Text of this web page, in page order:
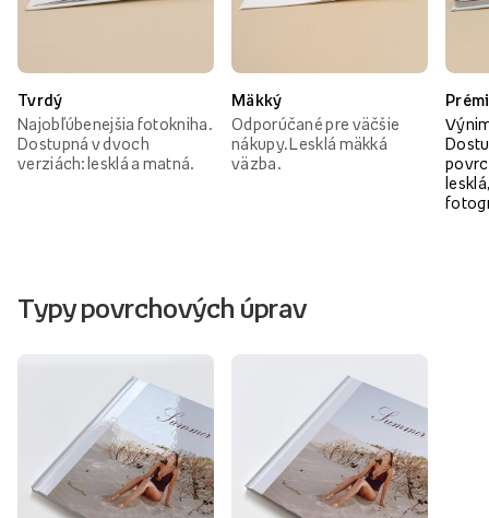
Tvrdý
Najobľúbenejšia fotokniha.
Dostupná v dvoch
verziách: lesklá a matná.
Mäkký
Odporúčané pre väčšie
nákupy. Lesklá mäkká
väzba.
Typy povrchových úprav